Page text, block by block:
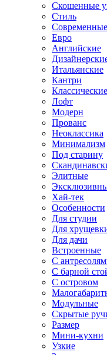
Скошенные
Стиль
Современные
Евро
Английские
Итальянские
Кантри
Классические
Лофт
Модерн
Прованс
Неоклассика
Минимализм
Под старину
Элитные
Хай-тек
Особенности
Для студии
Для
Для дачи
Встроенные
С
С барной
С островом
Модульные
Скрытые
Размер
Мини-кухни
Узкие